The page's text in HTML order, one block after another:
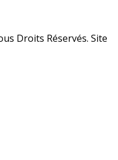
Droits Réservés. Site